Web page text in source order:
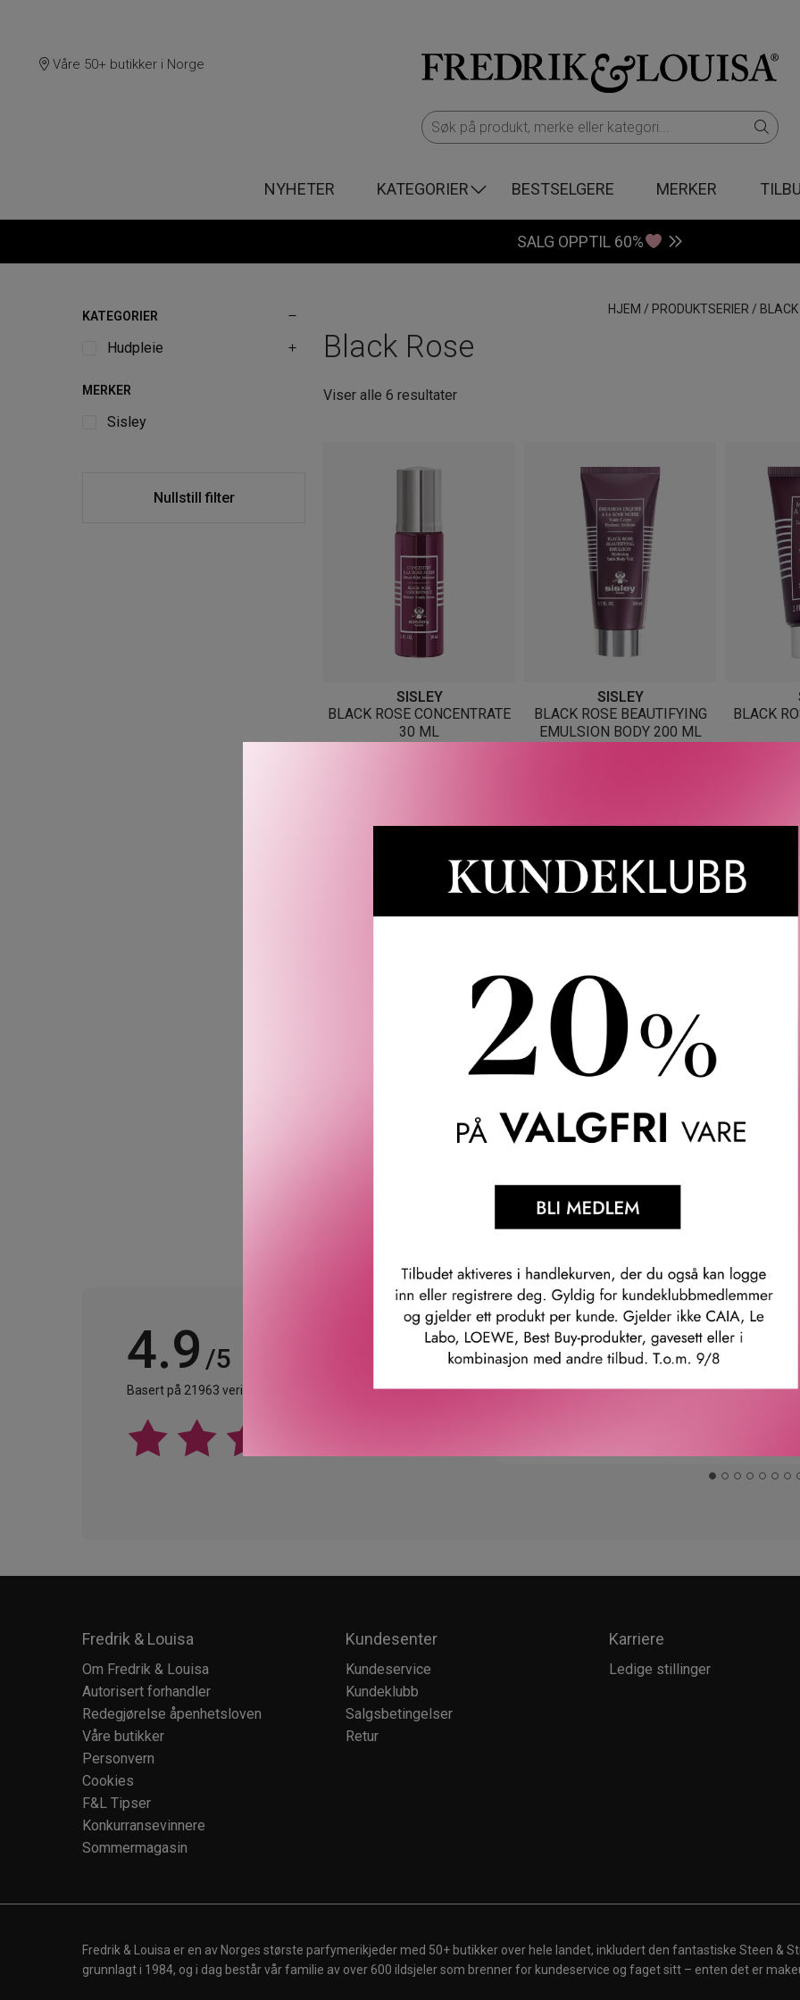
Våre 50+ butikker i Norge
NYHETER KATEGORIER BESTSELGERE MERKER
SALG OPPTIL 60%
HJEM / PRODUKTSERIER /
Black Rose
Viser alle 6 resultaterSortert
SISLEY
BLACK ROSE CONCENTRATE
30 ML
SISLEY
BLACK ROSE BEAUTIFYING
EMULSION BODY 200 ML
BLACK
BLACK ROSE SKIN INFUSION
SISLEY
BLACK ROSE FACIAL OIL 25
ML
KATEGORIER
Hudpleie
MERKER
Sisley
Nullstill filter
Våre kunder om oss
4.9 /5
Basert på 21963 verifiserte omtaler. Se alle omtaler.
Anette L.
Fredrik & Louisa
Om Fredrik & Louisa
Autorisert forhandler
Redegjørelse åpenhetsloven
Våre butikker
Personvern
Cookies
F&L Tipser
Konkurransevinnere
Sommermagasin
Kundesenter
Kundeservice
Kundeklubb
Salgsbetingelser
Retur
Karriere
Ledige stillinger
Fredrik & Louisa er en av Norges største parfymerikjeder med 50+ butikker over hele landet, inkludert den fantastiske Steen &
grunnlagt i 1984, og i dag består vår familie av over 600 ildsjeler som brenner for kundeservice og faget sitt – enten det er